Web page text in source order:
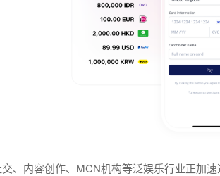
、内容创作、MCN机构等泛娱乐行业正加